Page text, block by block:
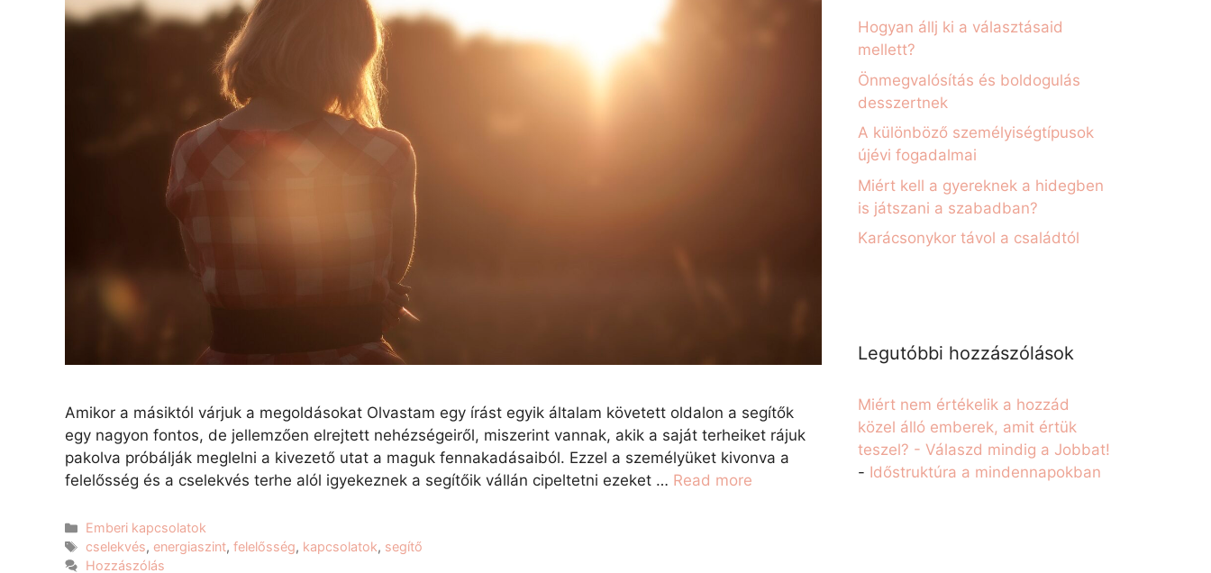
Amikor a másiktól várjuk a megoldásokat Olvastam egy írást egyik általam követett oldalon a segítők
egy nagyon fontos, de jellemzően elrejtett nehézségeiről, miszerint vannak, akik a saját terheiket rájuk
pakolva próbálják meglelni a kivezető utat a maguk fennakadásaiból. Ezzel a személyüket kivonva a
felelősség és a cselekvés terhe alól igyekeznek a segítőik vállán cipeltetni ezeket … Read more
Emberi kapcsolatok
cselekvés, energiaszint,felelősség, kapcsolatok, segítő
Hozzászólás
Hogyan állj ki a választásaid
mellett?
Önmegvalósítás és boldogulás
desszertnek
A különböző személyiségtípusok
újévi fogadalmai
Miért kell a gyereknek a hidegben
is játszani a szabadban?
Karácsonykor távol a családtól
Legutóbbi hozzászólások
Miért nem értékelik a hozzád
közel álló emberek, amit értük
teszel? - Válaszd mindig a Jobbat!
- Időstruktúra a mindennapokban